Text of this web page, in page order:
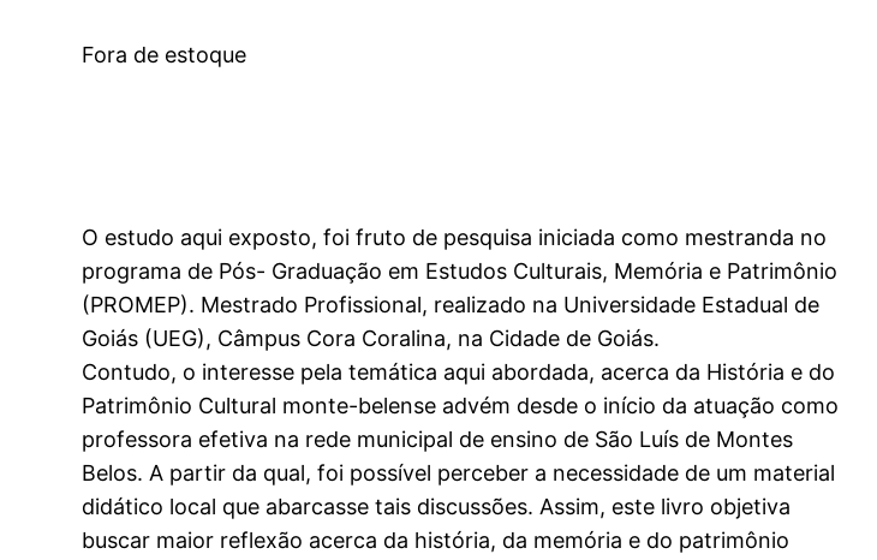
Fora de estoque
O estudo aqui exposto, foi fruto de pesquisa iniciada como mestranda no
programa de Pós- Graduação em Estudos Culturais, Memória e Patrimônio
(PROMEP). Mestrado Profissional, realizado na Universidade Estadual de
Goiás (UEG), Câmpus Cora Coralina, na Cidade de Goiás.
Contudo, o interesse pela temática aqui abordada, acerca da História e do
Patrimônio Cultural monte-belense advém desde o início da atuação como
professora efetiva na rede municipal de ensino de São Luís de Montes
Belos. A partir da qual, foi possível perceber a necessidade de um material
didático local que abarcasse tais discussões. Assim, este livro objetiva
buscar maior reflexão acerca da história, da memória e do patrimônio